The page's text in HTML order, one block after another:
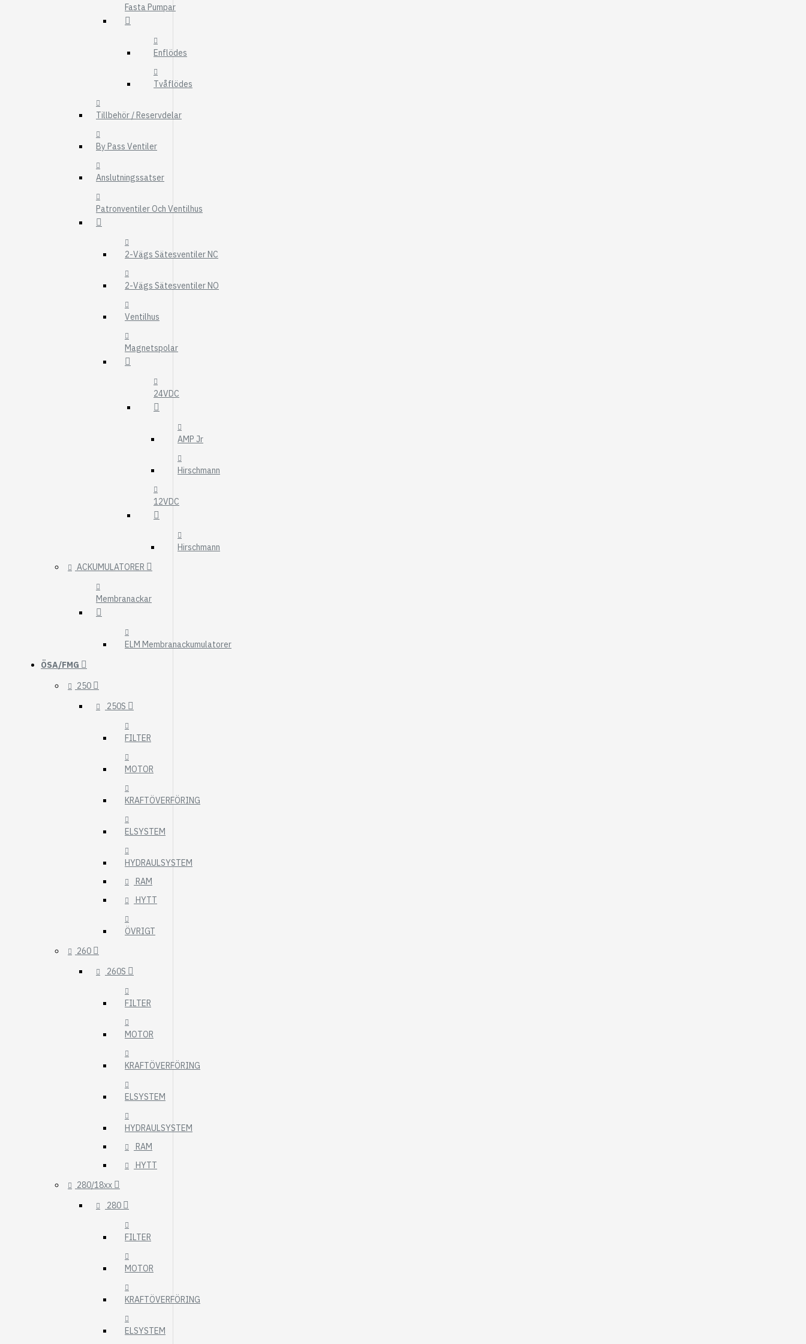
FILTER
BRÄNSLEFILTER
HYDRAULFILTER
Fasta Pumpar
Enflödes
Tvåflödes
Tillbehör / Reservdelar
By Pass Ventiler
Anslutningssatser
Patronventiler Och Ventilhus
2-Vägs Sätesventiler NC
2-Vägs Sätesventiler NO
Ventilhus
Magnetspolar
24VDC
AMP Jr
Hirschmann
12VDC
Hirschmann
ACKUMULATORER
Membranackar
ELM Membranackumulatorer
ÖSA/FMG
250
250S
FILTER
MOTOR
KRAFTÖVERFÖRING
ELSYSTEM
HYDRAULSYSTEM
RAM
HYTT
ÖVRIGT
260
260S
FILTER
MOTOR
KRAFTÖVERFÖRING
ELSYSTEM
HYDRAULSYSTEM
RAM
HYTT
280/18xx
280
FILTER
MOTOR
KRAFTÖVERFÖRING
ELSYSTEM